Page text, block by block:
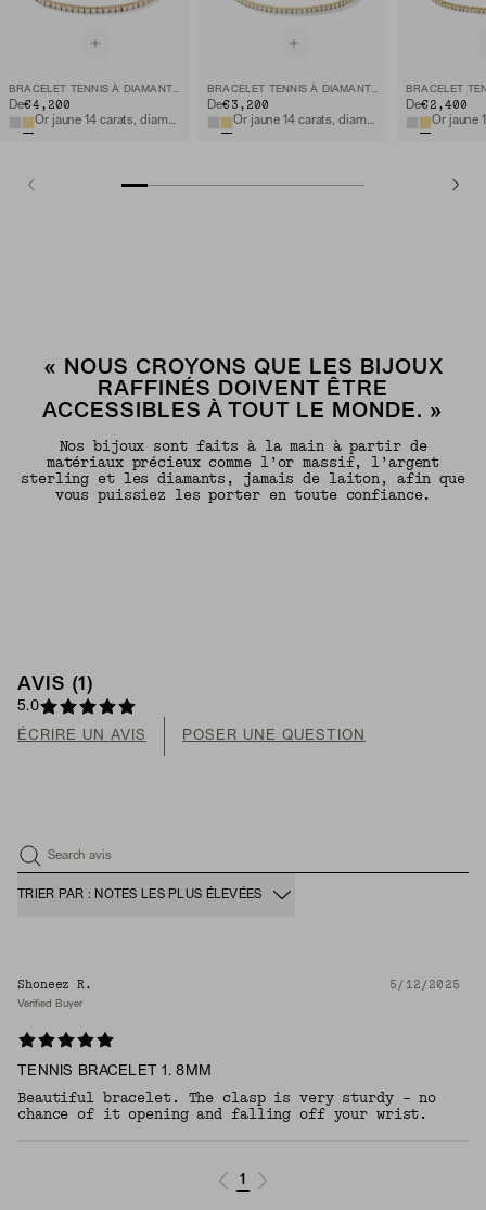
BRACELET TENNIS À DIAMANTS DE LABORATOIRE 2,5 MM
De€4,200
Or jaune 14 carats, diamant de laboratoire
BRACELET TENNIS À DIAMANTS 1,8 MM
De€3,200
Or jaune 14 carats, diamant naturel
De€2,400
« NOUS CROYONS QUE LES BIJOUX
RAFFINÉS DOIVENT ÊTRE
ACCESSIBLES À TOUT LE MONDE. »
Nos bijoux sont faits à la main à partir de
matériaux précieux comme l’or massif, l’argent
sterling et les diamants, jamais de laiton, afin que
vous puissiez les porter en toute confiance.
AVIS (1)
5.0
ÉCRIRE UN AVIS POSER UNE QUESTION
Search avis
TRIER PAR : NOTES LES PLUS ÉLEVÉES
Shoneez R. 5/12/2025
Verified Buyer
TENNIS BRACELET 1. 8MM
Beautiful bracelet. The clasp is very sturdy - no
chance of it opening and falling off your wrist.
1